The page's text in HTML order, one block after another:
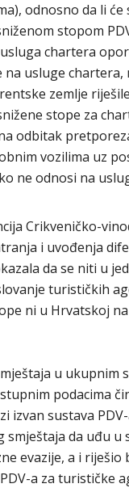
odnosno da li će
stopom
chartera
usluge chartera,
zemlje
stope za
odbitak
vozilima uz
ne odnosi na
Crikveničko-
i uvođenja
da se niti u
turističkih
ni u Hrvatskoj
u ukupnim
podacima
izvan sustava
da uđu u
evazije, a i riješio
a za turističke